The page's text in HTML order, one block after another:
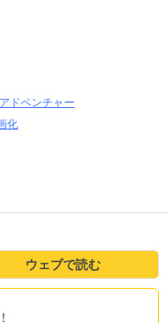
ドベンチャー
化
ウェブで読む